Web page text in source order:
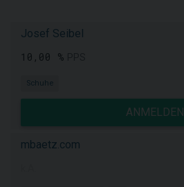
Josef Seibel
10,00 %
Schuhe
ANMELDEN
mbaetz.com